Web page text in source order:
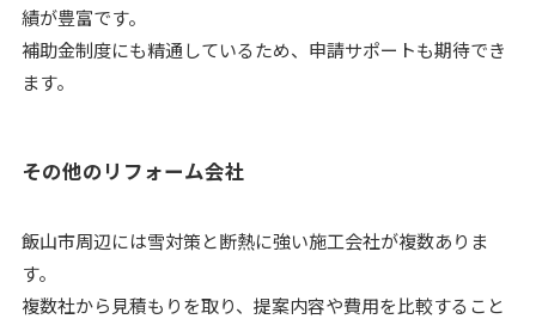
績が豊富です。
補助金制度にも精通しているため、申請サポートも期待でき
ます。
その他のリフォーム会社
飯山市周辺には雪対策と断熱に強い施工会社が複数ありま
す。
複数社から見積もりを取り、提案内容や費用を比較すること